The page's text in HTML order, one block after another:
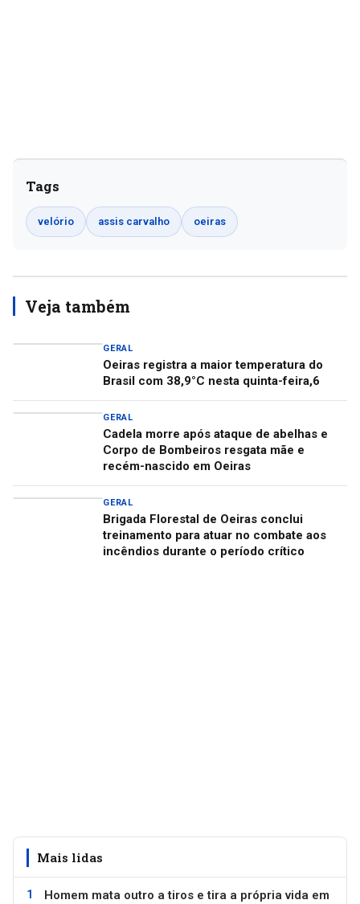
Tags
velório assis carvalho oeiras
Veja também
GERAL
Oeiras registra a maior temperatura do
Brasil com 38,9°C nesta quinta-feira,6
GERAL
Cadela morre após ataque de abelhas e
Corpo de Bombeiros resgata mãe e
recém-nascido em Oeiras
GERAL
Brigada Florestal de Oeiras conclui
treinamento para atuar no combate aos
incêndios durante o período crítico
Mais lidas
Homem mata outro a tiros e tira a própria vida em